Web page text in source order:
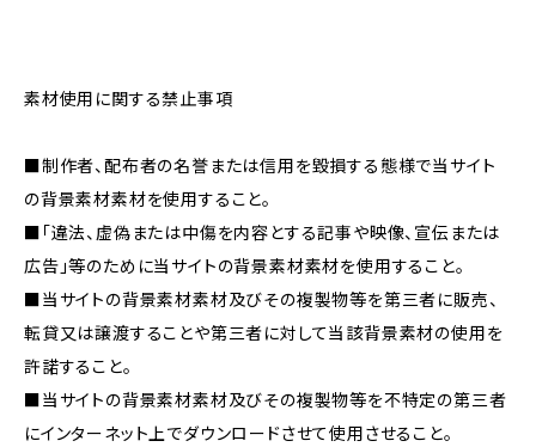
素材使用に関する禁止事項
■制作者、配布者の名誉または信用を毀損する態様で当サイト
の背景素材素材を使用すること。
■「違法、虚偽または中傷を内容とする記事や映像、宣伝または
広告」等のために当サイトの背景素材素材を使用すること。
■当サイトの背景素材素材及びその複製物等を第三者に販売、
転貸又は譲渡することや第三者に対して当該背景素材の使用を
許諾すること。
■当サイトの背景素材素材及びその複製物等を不特定の第三者
にインターネット上でダウンロードさせて使用させること。